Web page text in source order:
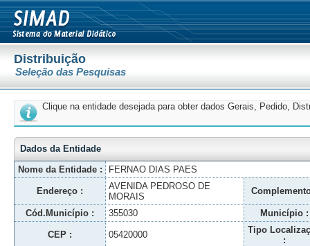
Distribuição
Seleção das Pesquisas
Clique na entidade desejada para obter dados Gerais, Pedido,
Dados da Entidade
Nome da Entidade :
FERNAO DIAS PAES
Endereço :
AVENIDA PEDROSO DE
MORAIS
Cód.Município : 355030 Município :
CEP : 05420000
Tipo
: